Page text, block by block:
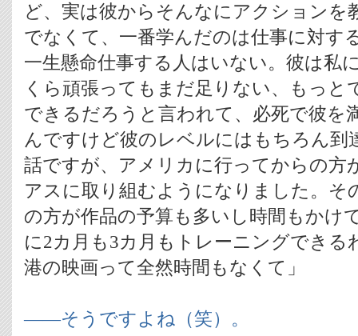
ど、実は彼からそんなにアクションを
でなくて、一番学んだのは仕事に対す
一生懸命仕事する人はいない。彼は私
くら頑張ってもまだ足りない、もっと
できるだろうと言われて、必死で彼を
んですけど彼のレベルにはもちろん到
話ですが、アメリカに行ってからの方
アスに取り組むようになりました。そ
の方が作品の予算も多いし時間もかけ
に2カ月も3カ月もトレーニングできる
港の映画って全然時間もなくて」
――そうですよね（笑）。